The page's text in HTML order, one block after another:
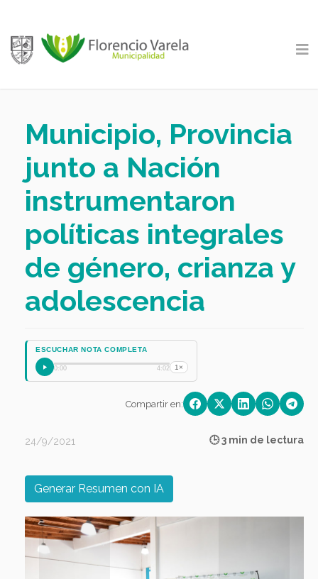
Municipio, Provincia
junto a Nación
instrumentaron
políticas integrales
de género, crianza y
adolescencia
ESCUCHAR NOTA COMPLETA
0:00 4:02 1×
Compartir en:
24/9/2021 🕒 3 min de lectura
Generar Resumen con IA